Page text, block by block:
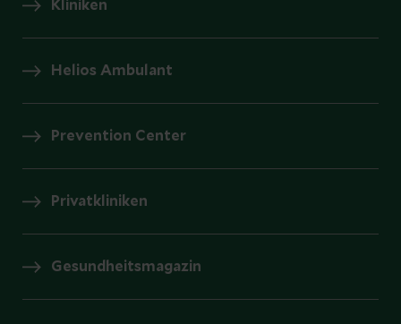
Kliniken
Helios Ambulant
Prevention Center
Privatkliniken
Gesundheitsmagazin